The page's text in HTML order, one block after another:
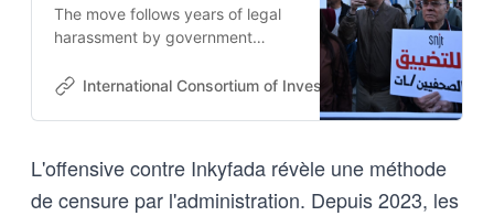
The move follows years of legal
harassment by government
crackdown on the Tunisian press.
International Consortium of Investigative Journalists
L'offensive contre Inkyfada révèle une méthode
de censure par l'administration. Depuis 2023, les